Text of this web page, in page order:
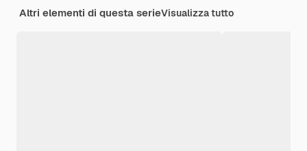
Altri elementi di questa serieVisualizza tutto